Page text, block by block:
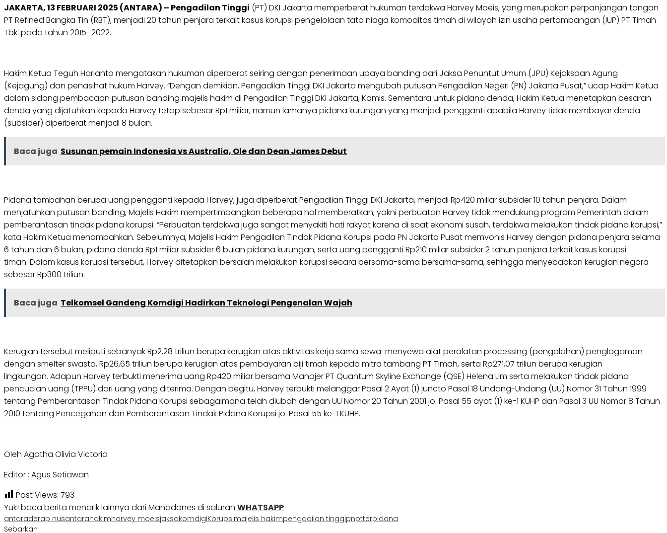
JAKARTA, 13 FEBRUARI 2025 (ANTARA) – Pengadilan Tinggi (PT) DKI Jakarta memperberat hukuman terdakwa Harvey Moeis, yang merupakan perpanjangan tangan
PT Refined Bangka Tin (RBT), menjadi 20 tahun penjara terkait kasus korupsi pengelolaan tata niaga komoditas timah di wilayah izin usaha pertambangan (IUP) PT Timah
Tbk. pada tahun 2015–2022.
Hakim Ketua Teguh Harianto mengatakan hukuman diperberat seiring dengan penerimaan upaya banding dari Jaksa Penuntut Umum (JPU) Kejaksaan Agung
(Kejagung) dan penasihat hukum Harvey. “Dengan demikian, Pengadilan Tinggi DKI Jakarta mengubah putusan Pengadilan Negeri (PN) Jakarta Pusat,” ucap Hakim Ketua
dalam sidang pembacaan putusan banding majelis hakim di Pengadilan Tinggi DKI Jakarta, Kamis. Sementara untuk pidana denda, Hakim Ketua menetapkan besaran
denda yang dijatuhkan kepada Harvey tetap sebesar Rp1 miliar, namun lamanya pidana kurungan yang menjadi pengganti apabila Harvey tidak membayar denda
(subsider) diperberat menjadi 8 bulan.
Baca juga Susunan pemain Indonesia vs Australia, Ole dan Dean James Debut
Pidana tambahan berupa uang pengganti kepada Harvey, juga diperberat Pengadilan Tinggi DKI Jakarta, menjadi Rp420 miliar subsider 10 tahun penjara. Dalam
menjatuhkan putusan banding, Majelis Hakim mempertimbangkan beberapa hal memberatkan, yakni perbuatan Harvey tidak mendukung program Pemerintah dalam
pemberantasan tindak pidana korupsi. “Perbuatan terdakwa juga sangat menyakiti hati rakyat karena di saat ekonomi susah, terdakwa melakukan tindak pidana korupsi,”
kata Hakim Ketua menambahkan. Sebelumnya, Majelis Hakim Pengadilan Tindak Pidana Korupsi pada PN Jakarta Pusat memvonis Harvey dengan pidana penjara selama
6 tahun dan 6 bulan, pidana denda Rp1 miliar subsider 6 bulan pidana kurungan, serta uang pengganti Rp210 miliar subsider 2 tahun penjara terkait kasus korupsi
timah. Dalam kasus korupsi tersebut, Harvey ditetapkan bersalah melakukan korupsi secara bersama-sama bersama-sama, sehingga menyebabkan kerugian negara
sebesar Rp300 triliun.
Baca juga Telkomsel Gandeng Komdigi Hadirkan Teknologi Pengenalan Wajah
Kerugian tersebut meliputi sebanyak Rp2,28 triliun berupa kerugian atas aktivitas kerja sama sewa-menyewa alat peralatan processing (pengolahan) penglogaman
dengan smelter swasta, Rp26,65 triliun berupa kerugian atas pembayaran biji timah kepada mitra tambang PT Timah, serta Rp271,07 triliun berupa kerugian
lingkungan. Adapun Harvey terbukti menerima uang Rp420 miliar bersama Manajer PT Quantum Skyline Exchange (QSE) Helena Lim serta melakukan tindak pidana
pencucian uang (TPPU) dari uang yang diterima. Dengan begitu, Harvey terbukti melanggar Pasal 2 Ayat (1) juncto Pasal 18 Undang-Undang (UU) Nomor 31 Tahun 1999
tentang Pemberantasan Tindak Pidana Korupsi sebagaimana telah diubah dengan UU Nomor 20 Tahun 2001 jo. Pasal 55 ayat (1) ke-1 KUHP dan Pasal 3 UU Nomor 8 Tahun
2010 tentang Pencegahan dan Pemberantasan Tindak Pidana Korupsi jo. Pasal 55 ke-1 KUHP.
Oleh Agatha Olivia Victoria
Editor : Agus Setiawan
Post Views: 793
Yuk! baca berita menarik lainnya dari Manadones di saluran WHATSAPP
antaraderap nusantarahakimharvey moeisjaksakomdigiKorupsimajelis hakimpengadilan tinggipnptterpidana
Sebarkan